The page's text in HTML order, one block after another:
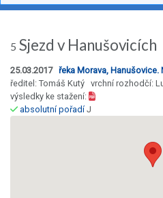
5 Sjezd v Hanušovicích
25.03.2017 řeka Morava,
ředitel: Tomáš Kutý vrchní rozhodčí:
výsledky ke stažení:
absolutní pořadíJ